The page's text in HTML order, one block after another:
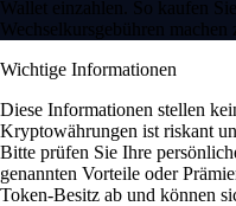
Wallet einzahlen. So kaufen
Wechselkursgebühren machen
Wichtige Informationen
Diese Informationen stellen
Kryptowährungen ist riskant
Bitte prüfen Sie Ihre
genannten Vorteile oder
Token-Besitz ab und können